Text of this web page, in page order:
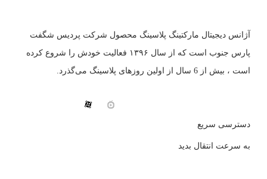
آژانس دیجیتال مارکتینگ پلاسینگ محصول شرکت پردیس شگفت
پارس جنوب است که از سال ۱۳۹۶ فعالیت خودش را شروع کرده
است ، بیش از 6 سال از اولین روزهای پلاسینگ می‌گذرد.
دسترسی سریع
به سرعت انتقال بدید